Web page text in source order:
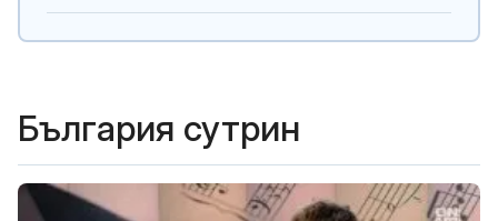
България сутрин